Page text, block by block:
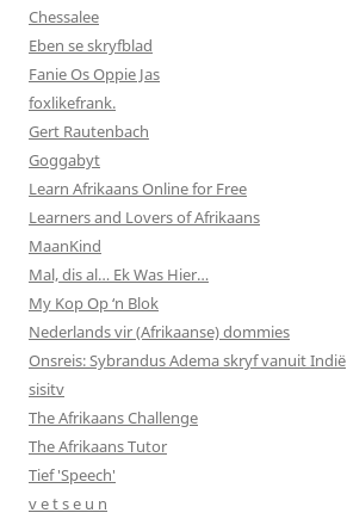
Chessalee
Eben se skryfblad
Fanie Os Oppie Jas
foxlikefrank.
Gert Rautenbach
Goggabyt
Learn Afrikaans Online for Free
Learners and Lovers of Afrikaans
MaanKind
Mal, dis al… Ek Was Hier…
My Kop Op ‘n Blok
Nederlands vir (Afrikaanse) dommies
Onsreis: Sybrandus Adema skryf vanuit Indië
sisitv
The Afrikaans Challenge
The Afrikaans Tutor
Tief 'Speech'
v e t s e u n